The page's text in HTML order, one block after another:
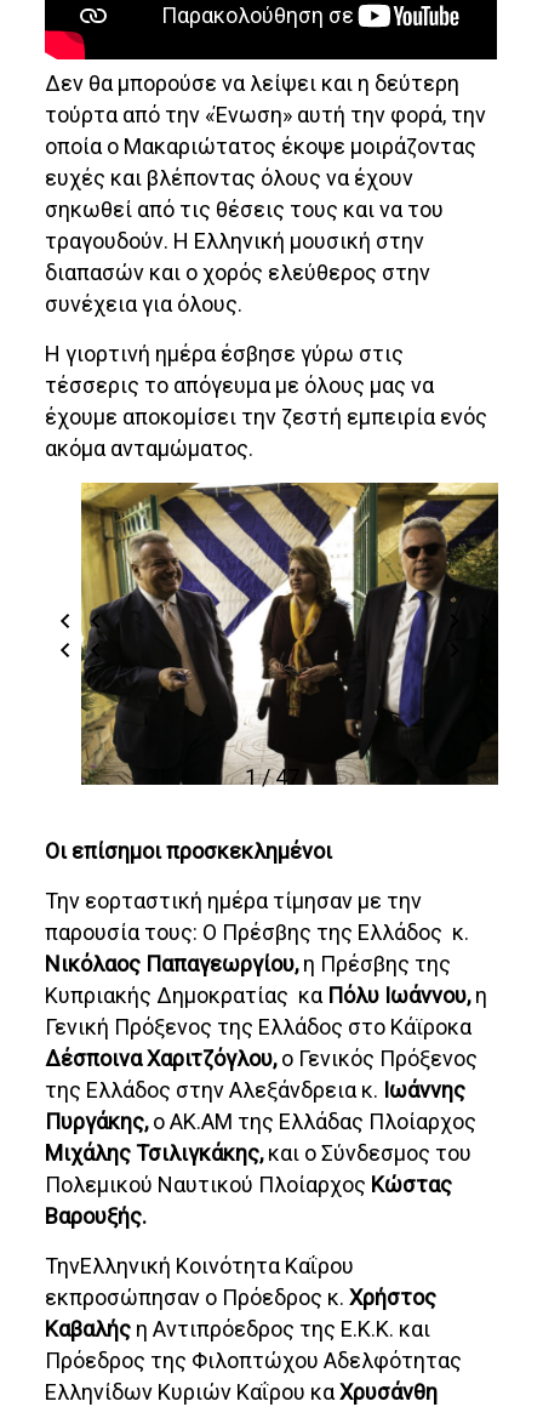
Δεν θα μπορούσε να λείψει και η δεύτερη
τούρτα από την «Ένωση» αυτή την φορά, την
οποία ο Μακαριώτατος έκοψε μοιράζοντας
ευχές και βλέποντας όλους να έχουν
σηκωθεί από τις θέσεις τους και να του
τραγουδούν. Η Ελληνική μουσική στην
διαπασών και ο χορός ελεύθερος στην
συνέχεια για όλους.
Η γιορτινή ημέρα έσβησε γύρω στις
τέσσερις το απόγευμα με όλους μας να
έχουμε αποκομίσει την ζεστή εμπειρία ενός
ακόμα ανταμώματος.
1 / 47
Οι επίσημοι προσκεκλημένοι
Την εορταστική ημέρα τίμησαν με την
παρουσία τους: Ο Πρέσβης της Ελλάδος κ.
Νικόλαος Παπαγεωργίου,η Πρέσβης της
Κυπριακής Δημοκρατίας κα Πόλυ Ιωάννου,η
Γενική Πρόξενος της Ελλάδος στο Κάϊροκα
Δέσποινα Χαριτζόγλου,ο Γενικός Πρόξενος
της Ελλάδος στην Αλεξάνδρεια κ. Ιωάννης
Πυργάκης,ο ΑΚ.ΑΜ της Ελλάδας Πλοίαρχος
Μιχάλης Τσιλιγκάκης,και ο Σύνδεσμος του
Πολεμικού Ναυτικού Πλοίαρχος Κώστας
Βαρουξής.
ΤηνΕλληνική Κοινότητα Καΐρου
εκπροσώπησαν ο Πρόεδρος κ.Χρήστος
Καβαλής η Αντιπρόεδρος της Ε.Κ.Κ. και
Πρόεδρος της Φιλοπτώχου Αδελφότητας
Ελληνίδων Κυριών Καΐρου καΧρυσάνθη